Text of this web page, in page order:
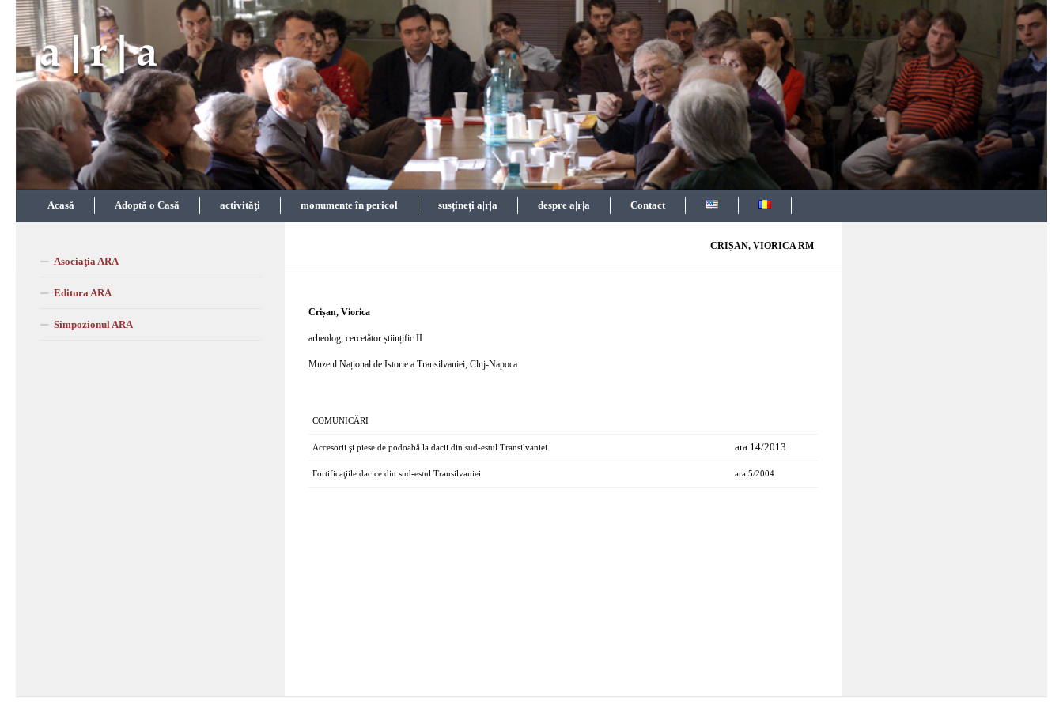
Skip to content
Acasă Adoptă o Casă activităţi monumente în pericol susțineți a|r|a despre a|r|a Contact
CRIȘAN, VIORICA RM
Crișan, Viorica
arheolog, cercetător științific II
Muzeul Național de Istorie a Transilvaniei, Cluj-Napoca
COMUNICĂRI
Accesorii şi piese de podoabă la dacii din sud-estul Transilvaniei ara 14/2013
Fortificaţiile dacice din sud-estul Transilvaniei ara 5/2004
Asociaţia ARA
Editura ARA
Simpozionul ARA